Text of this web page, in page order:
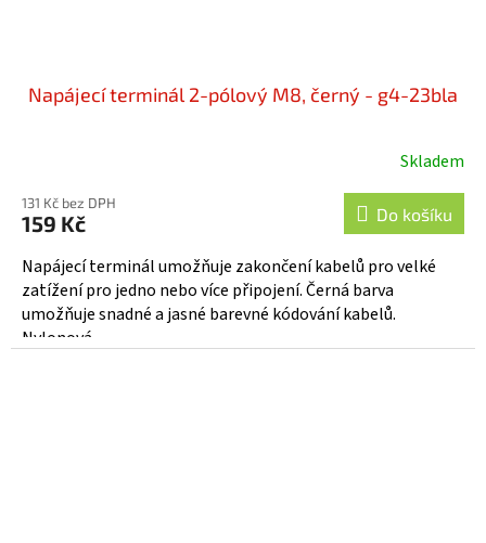
Napájecí terminál 2-pólový M8, černý - g4-23bla
Skladem
131 Kč bez DPH
159 Kč Do košíku
Napájecí terminál umožňuje zakončení kabelů pro velké
zatížení pro jedno nebo více připojení. Černá barva
umožňuje snadné a jasné barevné kódování kabelů.
Nylonová...